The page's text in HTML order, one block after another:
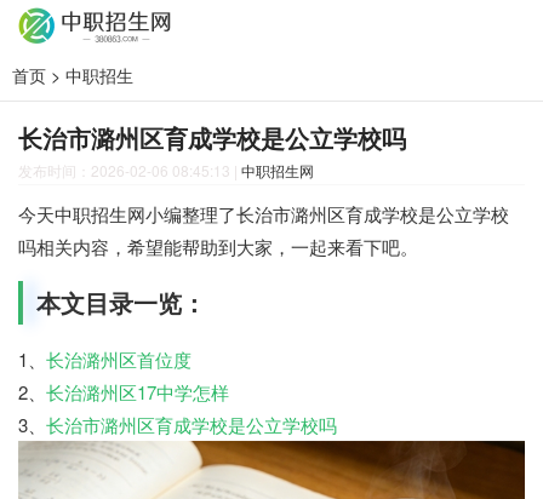
首页 > 中职招生
长治市潞州区育成学校是公立学校吗
发布时间：2026-02-06 08:45:13 | 中职招生网
今天中职招生网小编整理了长治市潞州区育成学校是公立学校
吗相关内容，希望能帮助到大家，一起来看下吧。
本文目录一览：
1、 长治潞州区首位度
2、 长治潞州区17中学怎样
3、 长治市潞州区育成学校是公立学校吗